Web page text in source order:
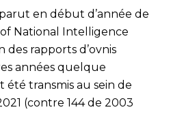
en début d’année de
National Intelligence
des rapports d’ovnis
années quelque
été transmis au sein de
(contre 144 de 2003